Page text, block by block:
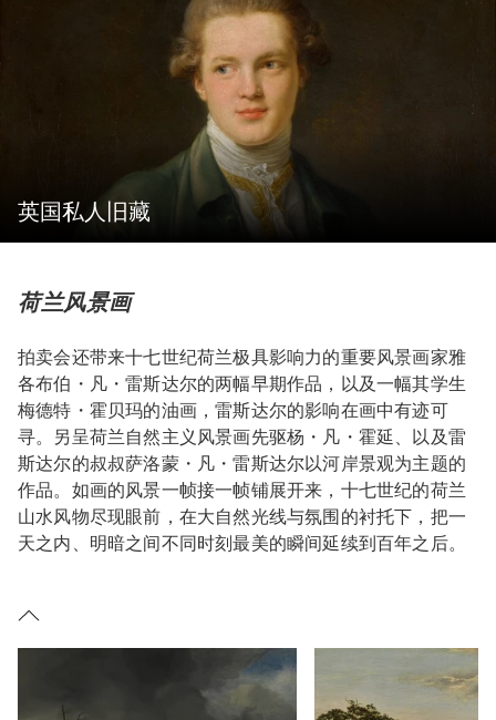
英国私人旧藏
荷兰风景画
拍卖会还带来十七世纪荷兰极具影响力的重要风景画家雅
各布伯・凡・雷斯达尔的两幅早期作品，以及一幅其学生
梅德特・霍贝玛的油画，雷斯达尔的影响在画中有迹可
寻。另呈荷兰自然主义风景画先驱杨・凡・霍延、以及雷
斯达尔的叔叔萨洛蒙・凡・雷斯达尔以河岸景观为主题的
作品。如画的风景一帧接一帧铺展开来，十七世纪的荷兰
山水风物尽现眼前，在大自然光线与氛围的衬托下，把一
天之内、明暗之间不同时刻最美的瞬间延续到百年之后。